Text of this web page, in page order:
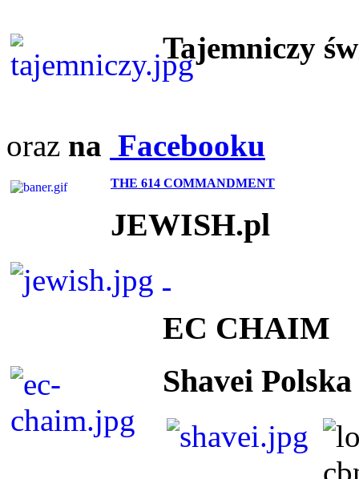
Tajemniczy
oraz na Facebooku
THE 614 COMMANDMENT
JEWISH.pl
EC CHAIM
Shavei Polska